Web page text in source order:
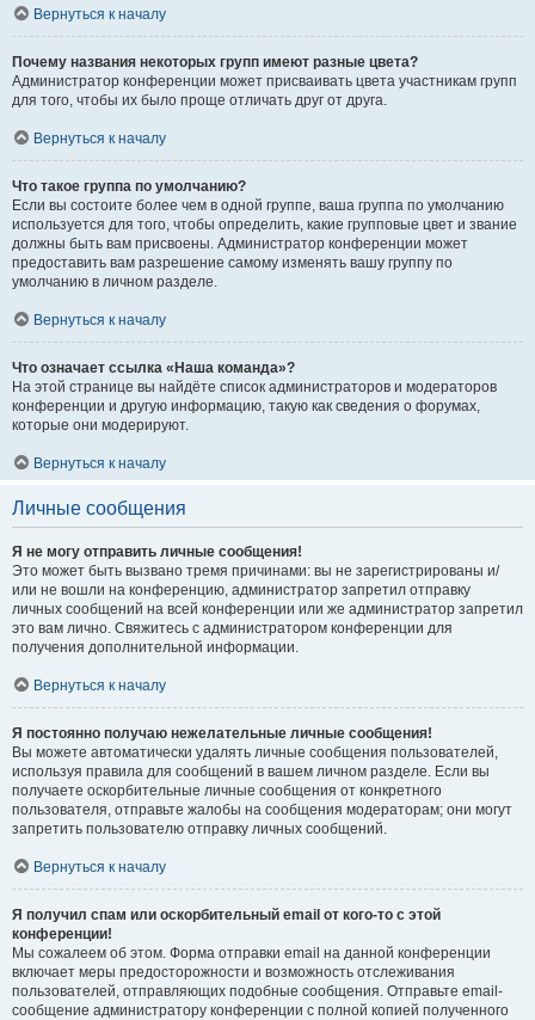
Вернуться к началу
Почему названия некоторых групп имеют разные цвета?
Администратор конференции может присваивать цвета участникам групп
для того, чтобы их было проще отличать друг от друга.
Вернуться к началу
Что такое группа по умолчанию?
Если вы состоите более чем в одной группе, ваша группа по умолчанию
используется для того, чтобы определить, какие групповые цвет и звание
должны быть вам присвоены. Администратор конференции может
предоставить вам разрешение самому изменять вашу группу по
умолчанию в личном разделе.
Вернуться к началу
Что означает ссылка «Наша команда»?
На этой странице вы найдёте список администраторов и модераторов
конференции и другую информацию, такую как сведения о форумах,
которые они модерируют.
Вернуться к началу
Личные сообщения
Я не могу отправить личные сообщения!
Это может быть вызвано тремя причинами: вы не зарегистрированы и/
или не вошли на конференцию, администратор запретил отправку
личных сообщений на всей конференции или же администратор запретил
это вам лично. Свяжитесь с администратором конференции для
получения дополнительной информации.
Вернуться к началу
Я постоянно получаю нежелательные личные сообщения!
Вы можете автоматически удалять личные сообщения пользователей,
используя правила для сообщений в вашем личном разделе. Если вы
получаете оскорбительные личные сообщения от конкретного
пользователя, отправьте жалобы на сообщения модераторам; они могут
запретить пользователю отправку личных сообщений.
Вернуться к началу
Я получил спам или оскорбительный email от кого-то с этой
конференции!
Мы сожалеем об этом. Форма отправки email на данной конференции
включает меры предосторожности и возможность отслеживания
пользователей, отправляющих подобные сообщения. Отправьте email-
сообщение администратору конференции с полной копией полученного